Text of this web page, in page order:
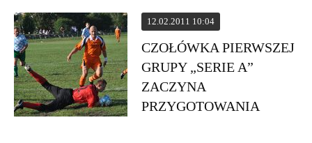
12.02.2011 10:04
CZOŁÓWKA PIERWSZEJ
GRUPY „SERIE A”
ZACZYNA
PRZYGOTOWANIA